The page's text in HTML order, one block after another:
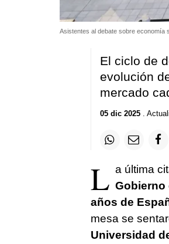
Asistentes al debate sobre economía
El ciclo de
evolución
mercado
05 dic 2025.
L a última
Gobierno
años de
mesa se
Universidad